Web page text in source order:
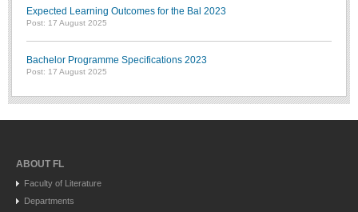
Expected Learning Outcomes for the Bal 2023
Post: 17 August 2025
Bachelor Programme Specifications 2023
Post: 17 August 2025
ABOUT FL
Faculty of Literature
Departments